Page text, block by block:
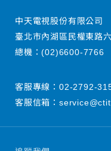
中天電視股份有限公司
臺北市內湖區民權東路
總機：(02)6600-7766
客服專線： 02-2792-
客服信箱：